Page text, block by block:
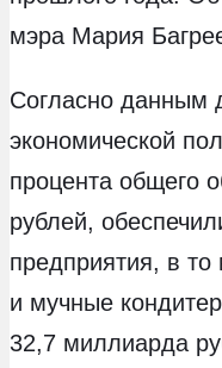
мэра Мария
Согласно данным
экономической
процента общего
рублей,
предприятия, в
и мучные
32,7 миллиарда